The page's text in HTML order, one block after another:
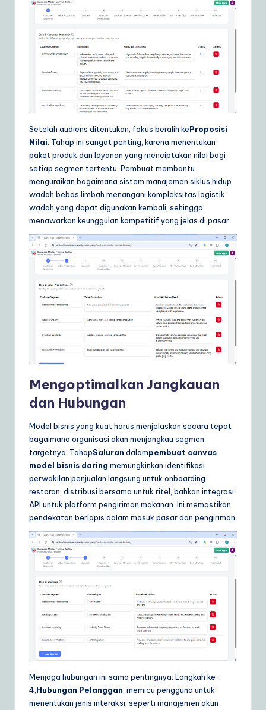
Setelah audiens ditentukan, fokus beralih keProposisi
Nilai. Tahap ini sangat penting, karena menentukan
paket produk dan layanan yang menciptakan nilai bagi
setiap segmen tertentu. Pembuat membantu
menguraikan bagaimana sistem manajemen siklus hidup
wadah bebas limbah menangani kompleksitas logistik
wadah yang dapat digunakan kembali, sehingga
menawarkan keunggulan kompetitif yang jelas di pasar.
Mengoptimalkan Jangkauan
dan Hubungan
Model bisnis yang kuat harus menjelaskan secara tepat
bagaimana organisasi akan menjangkau segmen
targetnya. TahapSaluran dalampembuat canvas
model bisnis daring memungkinkan identifikasi
perwakilan penjualan langsung untuk onboarding
restoran, distribusi bersama untuk ritel, bahkan integrasi
API untuk platform pengiriman makanan. Ini memastikan
pendekatan berlapis dalam masuk pasar dan pengiriman.
Menjaga hubungan ini sama pentingnya. Langkah ke-
4, Hubungan Pelanggan , memicu pengguna untuk
menentukan jenis interaksi, seperti manajemen akun